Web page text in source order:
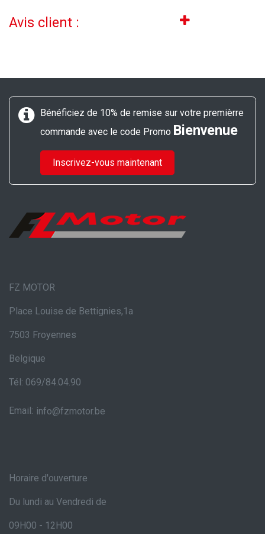
Avis client :
Bénéficiez de 10% de remise sur votre premièrre
commande avec le code Promo Bienvenue
Inscrivez-vous maintenant
FZ MOTOR
Place Louise de Bettignies,1a
7503 Froyennes
Belgique
Tél: 069/84.04.90
Email: info@fzmotor.be
Horaire d'ouverture
Du lundi au Vendredi de
09H00 - 12H00